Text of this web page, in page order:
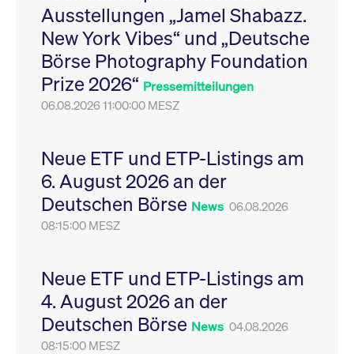
Ausstellungen „Jamel Shabazz.
New York Vibes“ und „Deutsche
Börse Photography Foundation
Prize 2026“ Pressemitteilungen
06.08.2026 11:00:00 MESZ
Neue ETF und ETP-Listings am
6. August 2026 an der
Deutschen Börse News 06.08.2026
08:15:00 MESZ
Neue ETF und ETP-Listings am
4. August 2026 an der
Deutschen Börse News 04.08.2026
08:15:00 MESZ
Leistung der Website
zu messen. Es handelt
sich um ein Muster-
Cookie, bei dem auf
das Präfix _pk_ses
eine kurze Reihe von
VISITOR_PRIVACY_METADATA
YouTube
.youtube.com
6
Monate
Dieses Cookie dient
Speicherung der
Einwilligungs- und
des Nutzers für ihre
Interaktion mit der
Sitzungen geehrt